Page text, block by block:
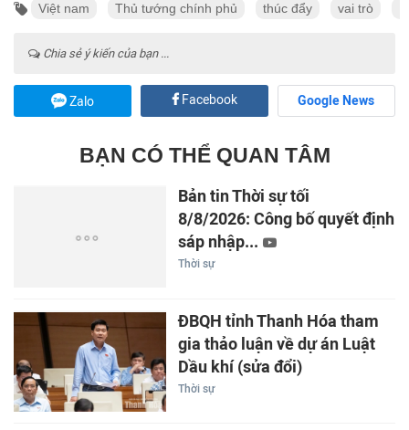
Việt nam Thủ tướng chính phủ thúc đẩy vai trò
Chia sẻ ý kiến của bạn ...
Zalo Facebook Google News
BẠN CÓ THỂ QUAN TÂM
Bản tin Thời sự tối
8/8/2026: Công bố quyết định
sáp nhập...
Thời sự
ĐBQH tỉnh Thanh Hóa tham
gia thảo luận về dự án Luật
Dầu khí (sửa đổi)
Thời sự